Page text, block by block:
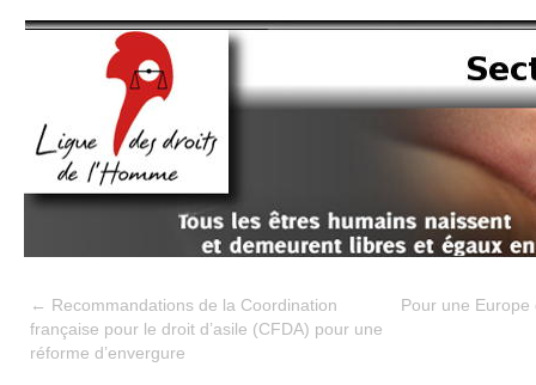
← Recommandations de la Coordination
française pour le droit d’asile (CFDA) pour une
réforme d’envergure
Pour une Europe